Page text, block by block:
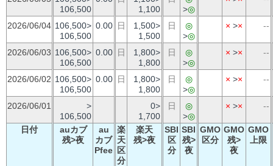
106,500
1,100
>◎
2026/06/04 106,500>
106,500
0.00 日
1,500>
1,500
日
◎
>◎
× >× --
2026/06/03 106,500>
106,500
0.00 日
1,800>
1,800
日
◎
>◎
× >× --
2026/06/02 106,500>
106,500
0.00 日
1,800>
1,800
日
◎
>◎
× >× --
2026/06/01
>
106,500
0>
1,700
日
◎
>◎
× >× --
日付
auカブ
残>夜
au
カブ
Pfee
楽
天
区
分
楽天
残>夜
SBI
区
分
SBI
残>
夜
GMO
区分
GMO
残>
夜
GMO
上限